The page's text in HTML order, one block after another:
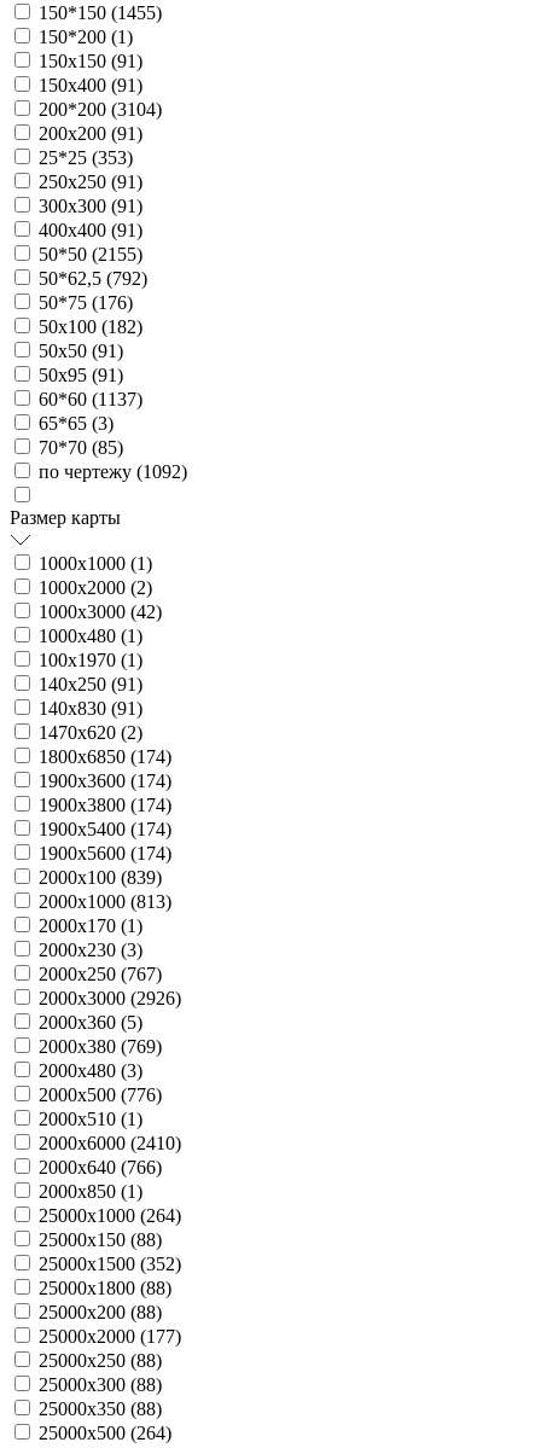
150*150 (1455)
150*200 (1)
150х150 (91)
150х400 (91)
200*200 (3104)
200х200 (91)
25*25 (353)
250х250 (91)
300х300 (91)
400х400 (91)
50*50 (2155)
50*62,5 (792)
50*75 (176)
50х100 (182)
50х50 (91)
50х95 (91)
60*60 (1137)
65*65 (3)
70*70 (85)
по чертежу (1092)
Размер карты
1000х1000 (1)
1000х2000 (2)
1000х3000 (42)
1000х480 (1)
100х1970 (1)
140х250 (91)
140х830 (91)
1470х620 (2)
1800х6850 (174)
1900х3600 (174)
1900х3800 (174)
1900х5400 (174)
1900х5600 (174)
2000х100 (839)
2000х1000 (813)
2000х170 (1)
2000х230 (3)
2000х250 (767)
2000х3000 (2926)
2000х360 (5)
2000х380 (769)
2000х480 (3)
2000х500 (776)
2000х510 (1)
2000х6000 (2410)
2000х640 (766)
2000х850 (1)
25000х1000 (264)
25000х150 (88)
25000х1500 (352)
25000х1800 (88)
25000х200 (88)
25000х2000 (177)
25000х250 (88)
25000х300 (88)
25000х350 (88)
25000х500 (264)